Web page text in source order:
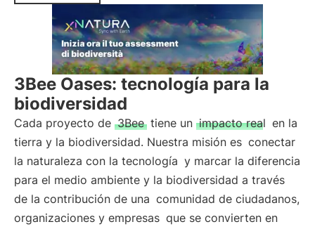
3Bee Oases: tecnología para la
biodiversidad
Cada proyecto de 3Bee tiene un impacto real en la
tierra y la biodiversidad. Nuestra misión es conectar
la naturaleza con la tecnología y marcar la diferencia
para el medio ambiente y la biodiversidad a través
de la contribución de una comunidad de ciudadanos,
organizaciones y empresas que se convierten en